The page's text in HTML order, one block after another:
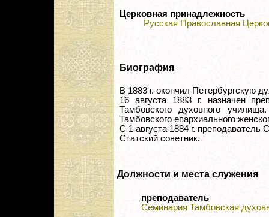
Церковная принадлежность
Русская Православная
Биография
В 1883 г. окончил Петербургскую
16 августа 1883 г. назначен
Тамбовского духовного
Тамбовского епархиального
С 1 августа 1884 г.
Статский советник.
Должности и места служения
преподаватель
Семинария Тамбовская